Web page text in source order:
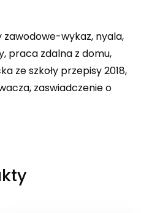
wykaz, nyala,
praca zdalna z domu,
ze szkoły przepisy 2018,
zaswiadczenie o